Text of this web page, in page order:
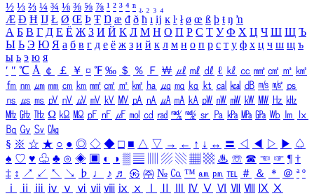
½ ⅓ ⅔ ¼ ¾ ⅛ ⅜ ⅝ ⅞ ¹ ² ³ ⁴ ⁿ ₁ ₂ ₃ ₄
Æ Ð Ħ Ĳ Ł Ø Œ Þ Ŧ Ŋ æ đ ð ħ ı ĳ ĸ ŀ ł ø œ ß þ ŧ ŋ ŉ
А Б В Г Д Е Ё Ж З И Й К Л М Н О П Р С Т У Ф Х Ц Ч Ш Щ Ъ
Ы Ь Э Ю Я а б в г д е ё ж з и й к л м н о п р с т у ф х ц ч ш щ ъ
ы ь э ю я
′ ″ ℃ Å ￠ ￡ ￥ ¤ ℉ ‰ ＄ ％ Ｆ ￦ ㎕ ㎖ ㎗ ℓ ㎘ ㏄ ㎣ ㎤ ㎥ ㎦
㎙ ㎚ ㎛ ㎜ ㎝ ㎞ ㎟ ㎠ ㎡ ㎢ ㏊ ㎍ ㎎ ㎏ ㏏ ㎈ ㎉ ㏈ ㎧ ㎨ ㎰
㎱ ㎲ ㎳ ㎴ ㎵ ㎶ ㎷ ㎸ ㎹ ㎀ ㎁ ㎂ ㎃ ㎄ ㎺ ㎻ ㎽ ㎾ ㎿ ㎐ ㎑
㎒ ㎓ ㎔ Ω ㏀ ㏁ ㎊ ㎋ ㎌ ㏖ ㏅ ㎭ ㎮ ㎯ ㏛ ㎩ ㎪ ㎫ ㎬ ㏝ ㏐
㏓
㏃ ㏉ ㏜ ㏆
§ ※ ☆ ★ ○ ● ◎ ◇ ◆ □ ■ △ ▽ → ← ↑ ↓ ↔ 〓 ◁ ◀ ▷ ▶ ♤
♠ ♡ ♥ ♧ ♣ ⊙ ◈ ▣ ◐ ◑ ▒ ▤ ▨ ▧ ▦ ▩ ♨ ☏ ☎ ☜ ☞ ¶ †
‡ ↕ ↗ ↙ ↖ ↘ ♭ ♩ ♪ ♬ ㉿ ㈜ № ㏇ ™ ㏂ ㏘ ℡ ＃ ＆ ＊ ＠ ª º
ⅰ
ⅱ ⅲ ⅳ ⅴ ⅵ ⅶ ⅷ ⅸ ⅹ Ⅳ Ⅴ Ⅵ Ⅶ Ⅷ Ⅸ Ⅹ